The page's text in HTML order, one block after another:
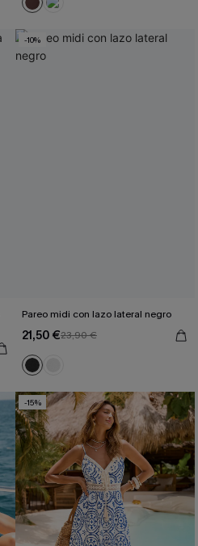
-10%
Pareo midi con lazo lateral negro
21,50 €23,90 €
-15%